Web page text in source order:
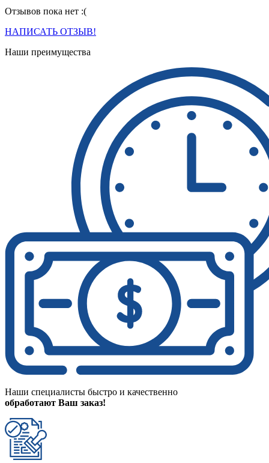
Вы можете оплатить свой заказ по безналичному расчету
счет на оплату.
Отзывов пока нет :(
НАПИСАТЬ ОТЗЫВ!
Наши преимущества
Наши специалисты быстро и качественно
обработают Ваш заказ!